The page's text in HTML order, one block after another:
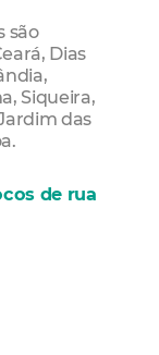
são
Dias
Siqueira,
das
de rua